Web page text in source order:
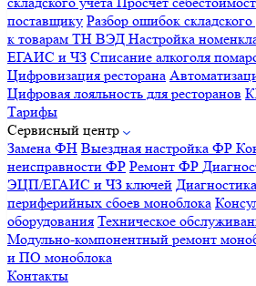
поставщику Разбор ошибок складского
к товарам ТН ВЭД Настройка
ЕГАИС и ЧЗ Списание алкоголя
Цифровизация ресторана
Цифровая лояльность для ресторанов
Тарифы
Сервисный центр
Замена ФН Выездная настройка ФР
неисправности ФР Ремонт ФР
ЭЦП/ЕГАИС и ЧЗ ключей
периферийных сбоев моноблока
оборудования Техническое
Модульно-компонентный ремонт
и ПО моноблока
Контакты